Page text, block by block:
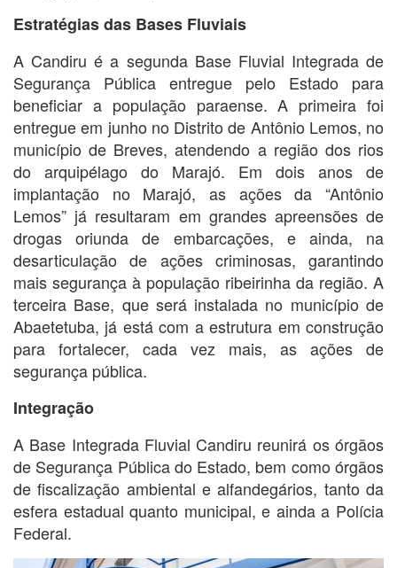
Estratégias das Bases Fluviais
A Candiru é a segunda Base Fluvial Integrada de
Segurança Pública entregue pelo Estado para
beneficiar a população paraense. A primeira foi
entregue em junho no Distrito de Antônio Lemos, no
município de Breves, atendendo a região dos rios
do arquipélago do Marajó. Em dois anos de
implantação no Marajó, as ações da “Antônio
Lemos” já resultaram em grandes apreensões de
drogas oriunda de embarcações, e ainda, na
desarticulação de ações criminosas, garantindo
mais segurança à população ribeirinha da região. A
terceira Base, que será instalada no município de
Abaetetuba, já está com a estrutura em construção
para fortalecer, cada vez mais, as ações de
segurança pública.
Integração
A Base Integrada Fluvial Candiru reunirá os órgãos
de Segurança Pública do Estado, bem como órgãos
de fiscalização ambiental e alfandegários, tanto da
esfera estadual quanto municipal, e ainda a Polícia
Federal.